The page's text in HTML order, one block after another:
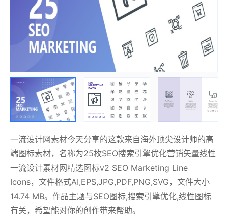
一流设计网素材今天分享的这款来自海外顶尖设计师的高
端图标素材，名称为25枚SEO搜索引擎优化营销矢量线性
一流设计素材网精选图标v2 SEO Marketing Line
Icons，文件格式AI,EPS,JPG,PDF,PNG,SVG，文件大小
14.74 MB。作品主题与SEO图标,搜索引擎优化,线性图标
有关，希望能对你的创作带来帮助。